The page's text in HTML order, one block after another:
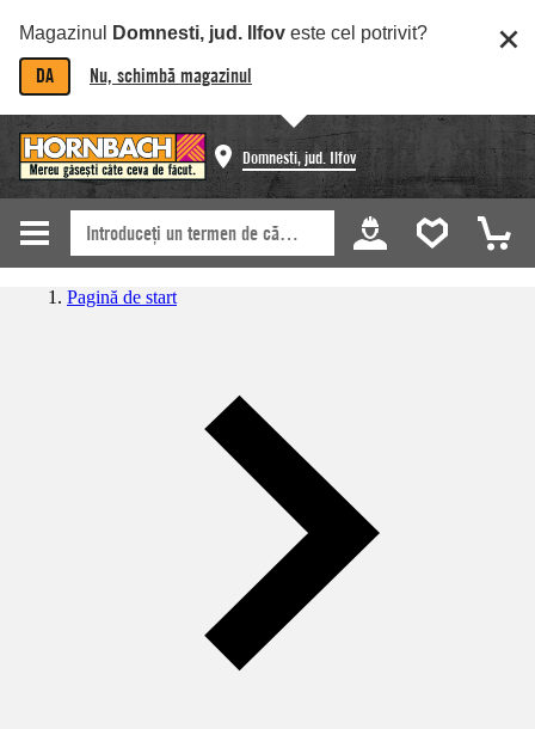
Magazinul Domnesti, jud. Ilfov este cel potrivit?
DA Nu, schimbă magazinul
Domnesti, jud. Ilfov
Pagină de start